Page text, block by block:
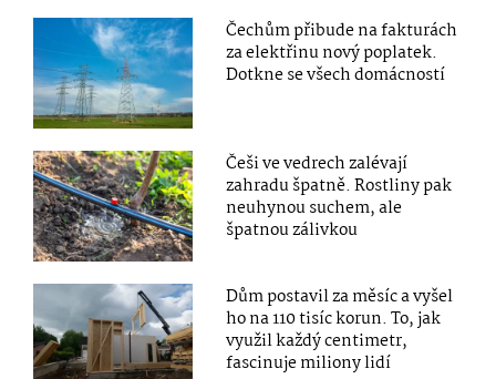
Čechům přibude na fakturách
za elektřinu nový poplatek.
Dotkne se všech domácností
Češi ve vedrech zalévají
zahradu špatně. Rostliny pak
neuhynou suchem, ale
špatnou zálivkou
Dům postavil za měsíc a vyšel
ho na 110 tisíc korun. To, jak
využil každý centimetr,
fascinuje miliony lidí